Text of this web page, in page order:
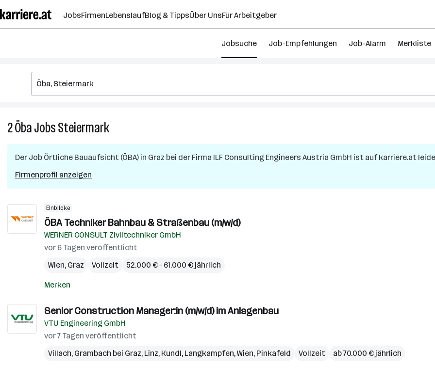
Seiteninhalt
springen
JobsFirmenLebenslaufBlog & TippsÜber UnsFür Arbeitgeber
Jobsuche Job-Empfehlungen Job-Alarm Merkliste
2ÖbaJobsSteiermark2
in
Der Job Örtliche Bauaufsicht (ÖBA) in Graz bei der Firma ILF Consulting Engineers Austria GmbH ist auf karriere.at
Firmenprofil anzeigen
Einblicke
ÖBA Techniker Bahnbau & Straßenbau (m/w/d)
WERNER CONSULT Ziviltechniker GmbH
vor 6 Tagen veröffentlicht
Wien, Graz Vollzeit 52.000 € – 61.000 € jährlich
Merken
Senior Construction Manager:in (m/w/d) im Anlagenbau
VTU Engineering GmbH
vor 7 Tagen veröffentlicht
Villach, Grambach bei Graz, Linz, Kundl, Langkampfen,Wien, Pinkafeld Vollzeit ab 70.000 € jährlich